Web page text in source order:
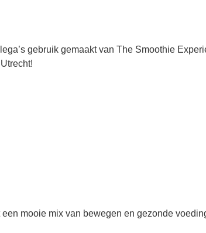
gebruik gemaakt van The Smoothie
mooie mix van bewegen en gezonde